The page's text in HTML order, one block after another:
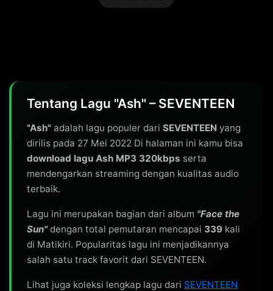
Tentang Lagu "Ash" – SEVENTEEN
"Ash" adalah lagu populer dari SEVENTEEN yang
dirilis pada 27 Mei 2022 Di halaman ini kamu bisa
download lagu Ash MP3 320kbps serta
mendengarkan streaming dengan kualitas audio
terbaik.
Lagu ini merupakan bagian dari album "Face the
Sun"dengan total pemutaran mencapai 339 kali
di Matikiri. Popularitas lagu ini menjadikannya
salah satu track favorit dari SEVENTEEN.
Lihat juga koleksi lengkap lagu dari SEVENTEEN